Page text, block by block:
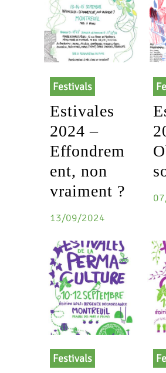
Festivals
Estivales
2024 –
Effondrem
ent, non
vraiment ?
13/09/2024
Festivals